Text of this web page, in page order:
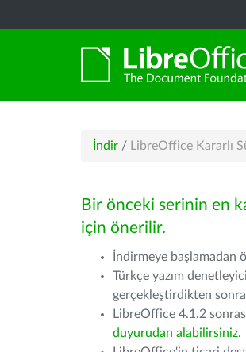
İndir / LibreOffice Kararlı
Bir önceki serinin en
için önerilir.
İndirmeye başlamadan
Türkçe yazım
gerçekleştirdikten
LibreOffice 4.1.2
duyurudan alabilirsiniz.